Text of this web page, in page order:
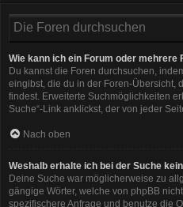
Die Foren durchsuchen
Wie kann ich ein Forum oder mehrere
Du kannst die Foren durchsuchen,
eingibst, die du in der Foren-Übersicht,
findest. Erweiterte Suchmöglichkeiten
Suche“-Link anklickst, der von jeder
Nach oben
Weshalb erhalte ich bei der Suche
Deine Suche war möglicherweise zu
gängige Wörter, welche von phpBB
spezifischere Anfrage und benutze die